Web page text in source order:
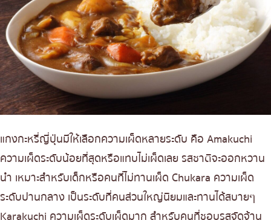
แกงกะหรี่ญี่ปุ่นมีให้เลือกความเผ็ดหลายระดับ คือ Amakuchi
ความเผ็ดระดับน้อยที่สุดหรือแทบไม่เผ็ดเลย รสชาติจะออกหวาน
นำ เหมาะสำหรับเด็กหรือคนที่ไม่ทานเผ็ด Chukara ความเผ็ด
ระดับปานกลาง เป็นระดับที่คนส่วนใหญ่นิยมและทานได้สบายๆ
Karakuchi ความเผ็ดระดับเผ็ดมาก สำหรับคนที่ชอบรสจัดจ้าน